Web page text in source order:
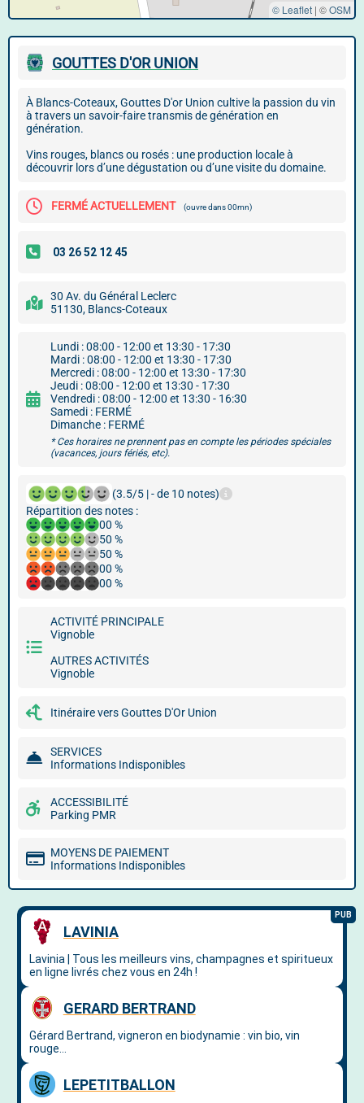
© Leaflet | ©OSM
GOUTTES D'OR UNION
À Blancs-Coteaux, Gouttes D'or Union cultive la passion du vin
à travers un savoir-faire transmis de génération en
génération.
Vins rouges, blancs ou rosés : une production locale à
découvrir lors d’une dégustation ou d’une visite du domaine.
FERMÉ ACTUELLEMENT (ouvre dans 00mn)
30 Av. du Général Leclerc
51130, Blancs-Coteaux
Lundi : 08:00 - 12:00 et 13:30 - 17:30
Mardi : 08:00 - 12:00 et 13:30 - 17:30
Mercredi : 08:00 - 12:00 et 13:30 - 17:30
Jeudi : 08:00 - 12:00 et 13:30 - 17:30
Vendredi : 08:00 - 12:00 et 13:30 - 16:30
Samedi : FERMÉ
Dimanche : FERMÉ
* Ces horaires ne prennent pas en compte les périodes spéciales
(vacances, jours fériés, etc).
(3.5/5 | - de 10 notes)
Répartition des notes :
00 %
50 %
50 %
00 %
00 %
ACTIVITÉ PRINCIPALE
Vignoble
AUTRES ACTIVITÉS
Vignoble
Itinéraire vers Gouttes D'Or Union
SERVICES
Informations Indisponibles
ACCESSIBILITÉ
Parking PMR
MOYENS DE PAIEMENT
Informations Indisponibles